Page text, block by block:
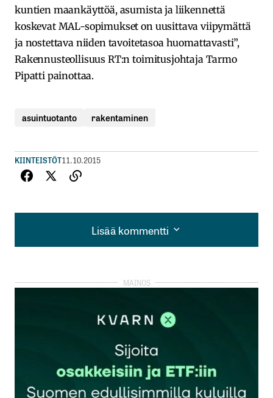
kuntien maankäyttöä, asumista ja liikennettä
koskevat MAL-sopimukset on uusittava viipymättä
ja nostettava niiden tavoitetasoa huomattavasti”,
Rakennusteollisuus RT:n toimitusjohtaja Tarmo
Pipatti painottaa.
asuintuotanto rakentaminen
KIINTEISTÖT11.10.2015
Lisää kommentti
Lisää kommentti
kirjautua
rekisteröityä